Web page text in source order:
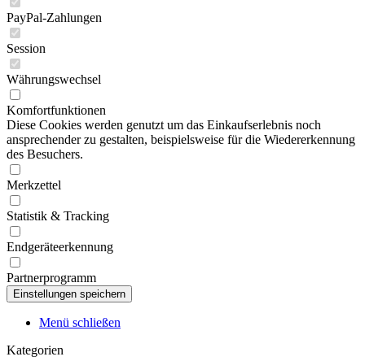
PayPal-Zahlungen
Session
Währungswechsel
Komfortfunktionen
Diese Cookies werden genutzt um das Einkaufserlebnis noch
ansprechender zu gestalten, beispielsweise für die Wiedererkennung
des Besuchers.
Merkzettel
Statistik & Tracking
Endgeräteerkennung
Partnerprogramm
Menü schließen
Kategorien